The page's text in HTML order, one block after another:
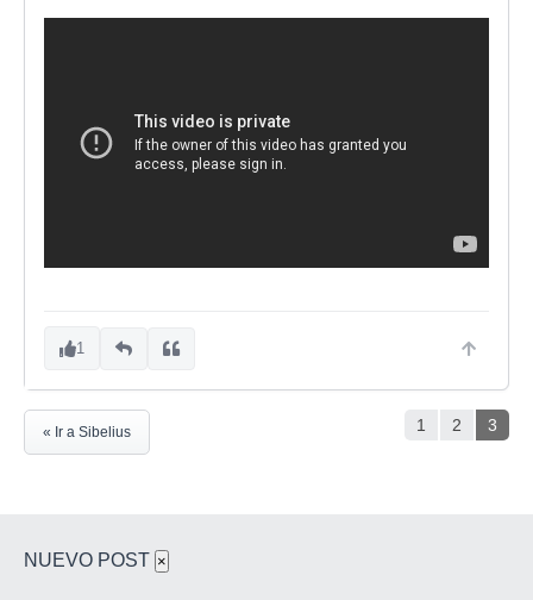
1
1 2 3
« Ir a Sibelius
NUEVO POST ×